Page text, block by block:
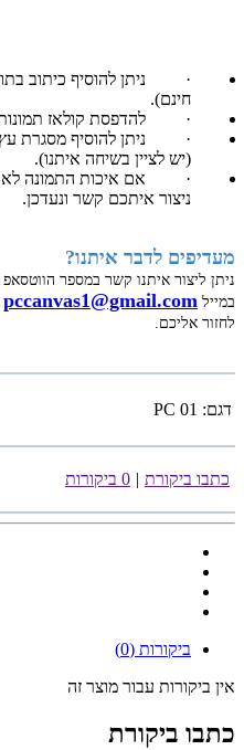
·
חינם).
·
להדפסת קולאז
·
ניתן להוסיף מסגרת
(יש לציין בשיחה איתנו).
·
אם איכות התמונה
ניצור איתכם קשר ונעדכן.
מעדיפים לדבר איתנו?
ניתן ליצור איתנו קשר במספר הווטסאפ
במייל pccanvas1@gmail.com
לחזור אליכם.
דגם: PC 01
כתבו ביקורת | 0 ביקורות
ביקורות (0)
אין ביקורות עבור מוצר זה
כתבו ביקורת